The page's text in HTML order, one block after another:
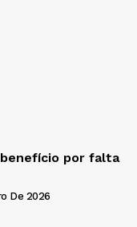
por falta
De 2026